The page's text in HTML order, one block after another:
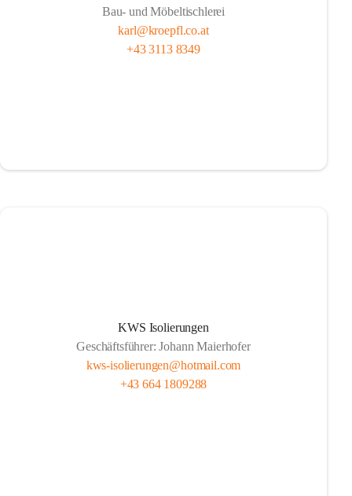
Bau- und Möbeltischlerei
karl@kroepfl.co.at
+43 3113 8349
KWS Isolierungen
Geschäftsführer: Johann Maierhofer
kws-isolierungen@hotmail.com
+43 664 1809288